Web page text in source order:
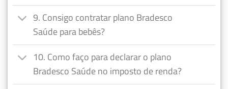
9. Consigo contratar plano Bradesco
Saúde para bebês?
10. Como faço para declarar o plano
Bradesco Saúde no imposto de renda?